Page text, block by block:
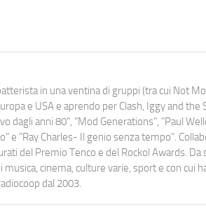
in una ventina di gruppi (tra cui Not
e USA e aprendo per Clash, Iggy and the
dagli anni 80", "Mod Generations", "Paul
e "Ray Charles- Il genio senza tempo".
del Premio Tenco e del Rockol Awards.
cinema, culture varie, sport e con cui
dal 2003.